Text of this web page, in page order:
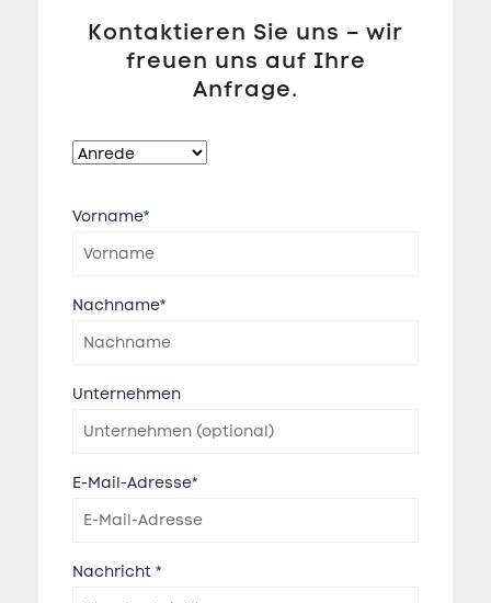
Kontaktieren Sie uns – wir
freuen uns auf Ihre
Anfrage.
Vorname*
Nachname*
Unternehmen
E-Mail-Adresse*
Nachricht *